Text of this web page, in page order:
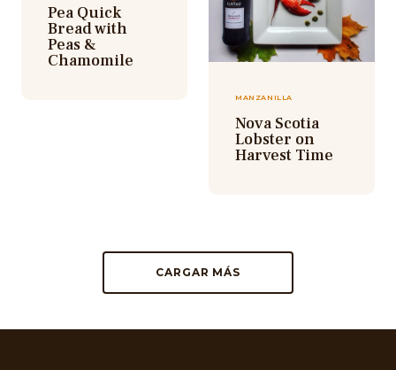
Pea Quick
Bread with
Peas &
Chamomile
MANZANILLA
Nova Scotia
Lobster on
Harvest Time
CARGAR MÁS